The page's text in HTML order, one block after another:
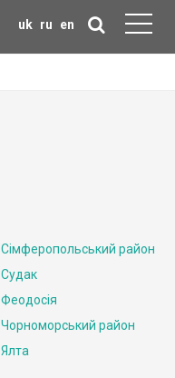
uk ru en
Сімферопольський район
Судак
Феодосія
Чорноморський район
Ялта